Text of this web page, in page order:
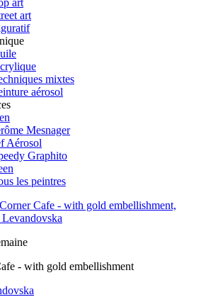
art
mixtes
aérosol
Mesnager
Aérosol
Graphito
les peintres
- with gold embellishment